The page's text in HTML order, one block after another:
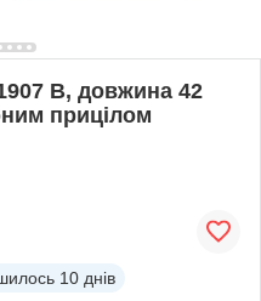
В, довжина 42
прицілом
10 днів